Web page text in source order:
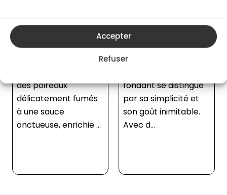
Accepter
Refuser
Inventé au début du
fondant se distingue
par sa simplicité et
son goût inimitable.
Avec d...
technique de cuisson
vous permettra
d’obtenir des
parfaitement cuits,
en préservant au
maximum leurs
nutriments et jolie